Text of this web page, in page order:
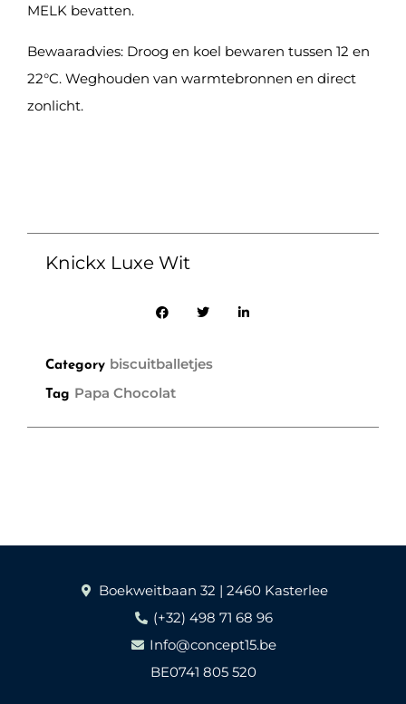
MELK bevatten.
Bewaaradvies: Droog en koel bewaren tussen 12 en
22°C. Weghouden van warmtebronnen en direct
zonlicht.
Knickx Luxe Wit
Category biscuitballetjes
Tag Papa Chocolat
Boekweitbaan 32 | 2460 Kasterlee
(+32) 498 71 68 96
Info@concept15.be
BE0741 805 520